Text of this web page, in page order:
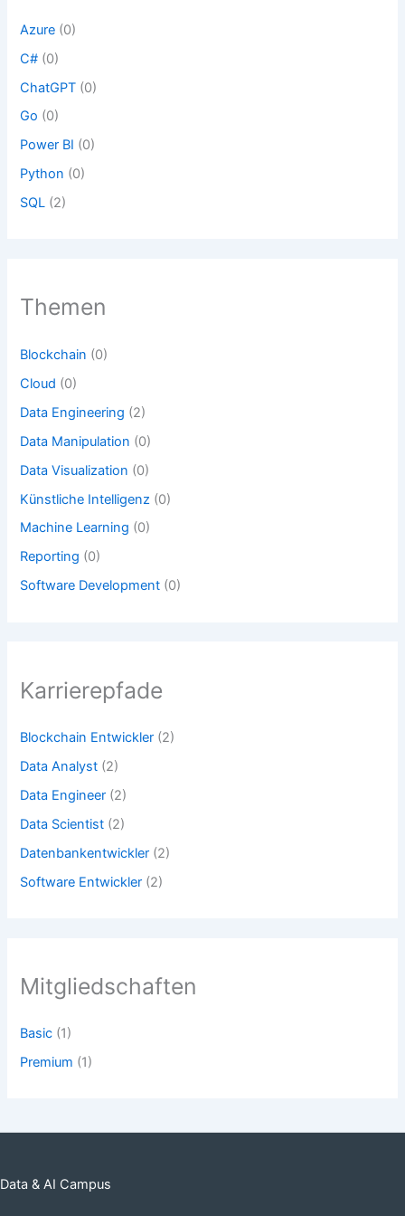
Azure (0)
C# (0)
ChatGPT (0)
Go (0)
Power BI (0)
Python (0)
SQL (2)
Themen
Blockchain (0)
Cloud (0)
Data Engineering (2)
Data Manipulation (0)
Data Visualization (0)
Künstliche Intelligenz (0)
Machine Learning (0)
Reporting (0)
Software Development (0)
Karrierepfade
Blockchain Entwickler (2)
Data Analyst (2)
Data Engineer (2)
Data Scientist (2)
Datenbankentwickler (2)
Software Entwickler (2)
Mitgliedschaften
Basic (1)
Premium (1)
Data & AI Campus